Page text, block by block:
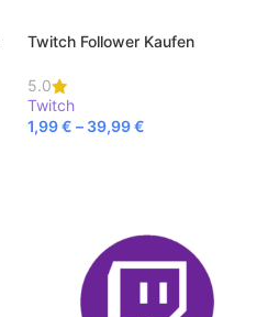
Twitch Follower Kaufen
5.0
Twitch
1,99€ – 39,99€